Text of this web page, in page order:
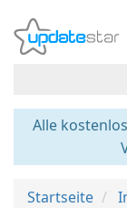
Alle
Startseite